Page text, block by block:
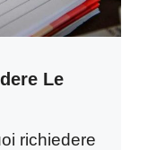
Le
richiedere